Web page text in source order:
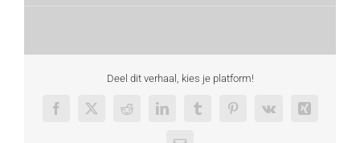
Deel dit verhaal, kies je platform!
Facebook
X RedditLinkedInTumblrPinterest
Vk Xing